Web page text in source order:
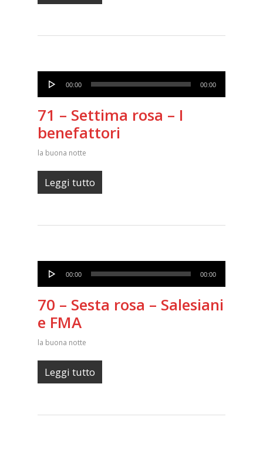
Audio
Player
00:00 00:00
71 – Settima rosa – I
benefattori
la buona notte
Leggi tutto
Audio
Player
00:00 00:00
70 – Sesta rosa – Salesiani
e FMA
la buona notte
Leggi tutto